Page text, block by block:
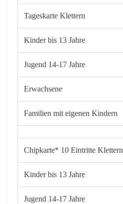
Tageskarte Klettern
Kinder bis 13 Jahre
Jugend 14-17 Jahre
Erwachsene
Familien mit eigenen Kindern
Chipkarte* 10 Eintritte Klettern
Kinder bis 13 Jahre
Jugend 14-17 Jahre